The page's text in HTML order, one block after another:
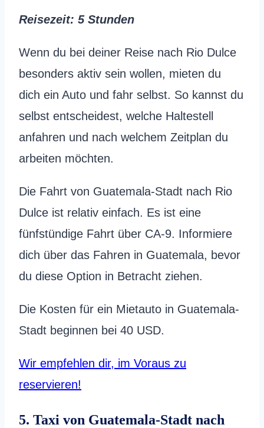
Reisezeit: 5 Stunden
Wenn du bei deiner Reise nach Rio Dulce
besonders aktiv sein wollen, mieten du
dich ein Auto und fahr selbst. So kannst du
selbst entscheidest, welche Haltestell
anfahren und nach welchem Zeitplan du
arbeiten möchten.
Die Fahrt von Guatemala-Stadt nach Rio
Dulce ist relativ einfach. Es ist eine
fünfstündige Fahrt über CA-9. Informiere
dich über das Fahren in Guatemala, bevor
du diese Option in Betracht ziehen.
Die Kosten für ein Mietauto in Guatemala-
Stadt beginnen bei 40 USD.
Wir empfehlen dir, im Voraus zu
reservieren!
5. Taxi von Guatemala-Stadt nach